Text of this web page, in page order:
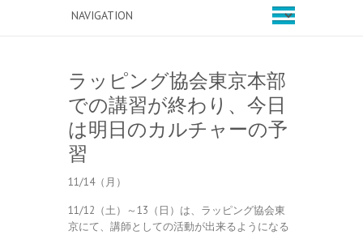
ラッピング協会東京本部
での講習が終わり、今日
は明日のカルチャーの予
習
11/14（月）
11/12（土）～13（日）は、ラッピング協会東
京にて、講師としての活動が出来るようになる